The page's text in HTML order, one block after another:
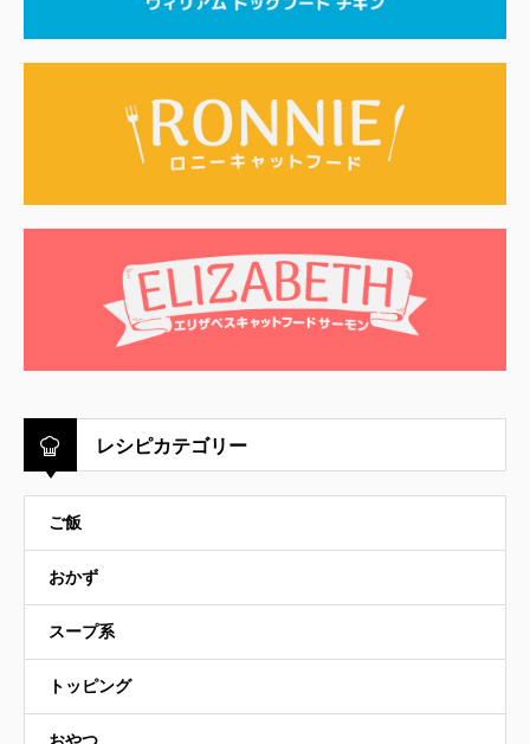
レシピカテゴリー
ご飯
おかず
スープ系
トッピング
おやつ